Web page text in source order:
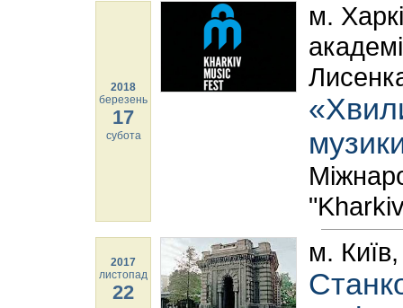
2018
березень
17
субота
м.
2017
листопад
22
м.